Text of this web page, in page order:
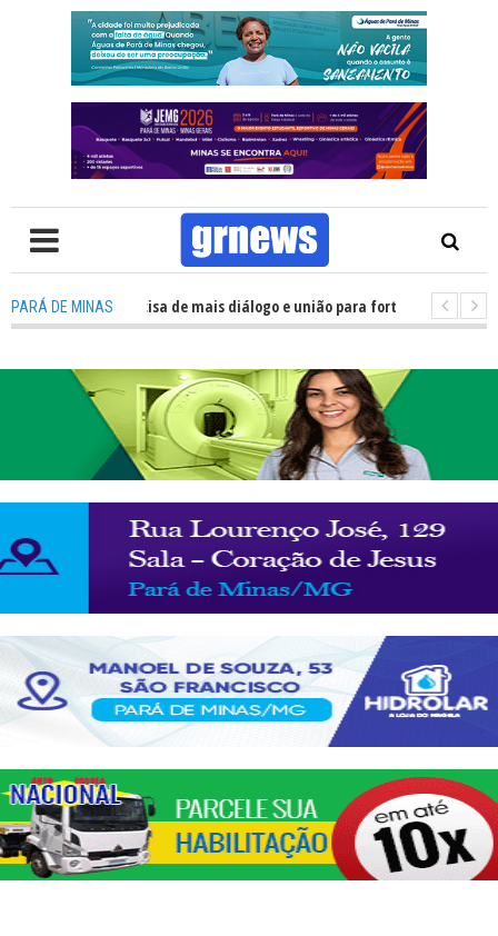
PARÁ DE MINAS
TV: Política precisa de mais diálogo e união para fortalecer Minas e